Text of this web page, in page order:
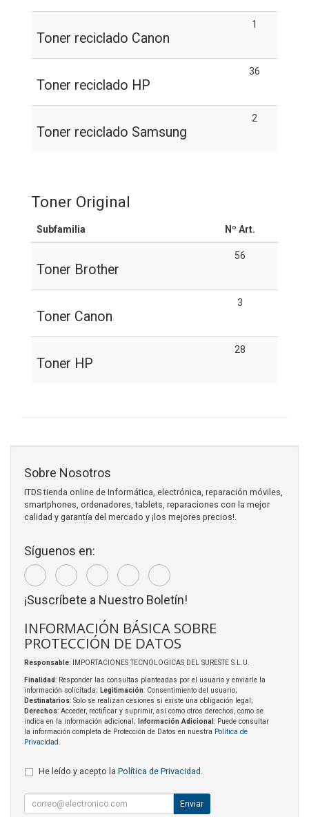
Toner reciclado Canon
1
Toner reciclado HP
36
Toner reciclado Samsung
2
Toner Original
Subfamilia Nº Art.
Toner Brother
56
Toner Canon
3
Toner HP
28
Sobre Nosotros
ITDS tienda online de Informática, electrónica, reparación móviles,
smartphones, ordenadores, tablets, reparaciones con la mejor
calidad y garantía del mercado y ¡los mejores precios!.
Síguenos en:
¡Suscríbete a Nuestro Boletín!
INFORMACIÓN BÁSICA SOBRE
PROTECCIÓN DE DATOS
Responsable: IMPORTACIONES TECNOLOGICAS DEL SURESTE S.L.U.
Finalidad: Responder las consultas planteadas por el usuario y enviarle la
información solicitada; Legitimación: Consentimiento del usuario;
Destinatarios: Solo se realizan cesiones si existe una obligación legal;
Derechos: Acceder, rectificar y suprimir, así como otros derechos, como se
indica en la información adicional;
Información Adicional : Puede consultar
la información completa de Protección de Datos en nuestra Política de
Privacidad
He leído y acepto la Política de Privacidad .
Enviar